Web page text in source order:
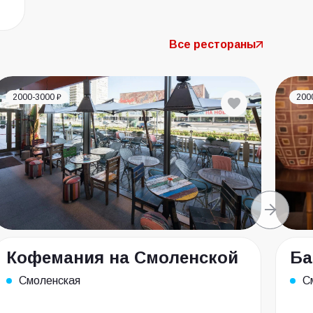
Все рестораны
2000-3000 ₽
Кофемания на Смоленской
Смоленская